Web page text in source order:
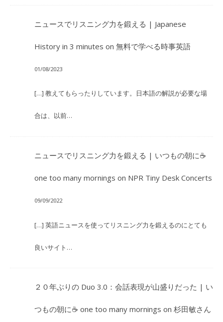
ニュースでリスニング力を鍛える | Japanese
History in 3 minutes on 無料で学べる時事英語
01/08/2023
[…] 教えてもらったりしています。日本語の解説が必要な場
合は、以前…
ニュースでリスニング力を鍛える | いつもの朝に☕
one too many mornings on NPR Tiny Desk Concerts
09/09/2022
[…] 英語ニュースを使ってリスニング力を鍛えるのにとても
良いサイト…
２０年ぶりの Duo 3.0：会話表現が山盛りだった | い
つもの朝に☕ one too many mornings on 杉田敏さん